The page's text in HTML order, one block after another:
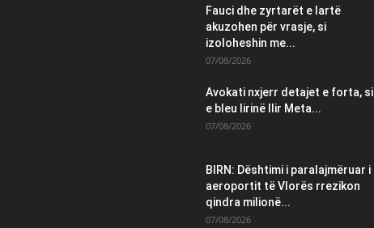
Fauci dhe zyrtarët e lartë
akuzohen për vrasje, si
izoloheshin me...
07/08/2026
Avokati nxjerr detajet e forta, si
e bleu lirinë Ilir Meta...
07/08/2026
BIRN: Dështimi i paralajmëruar i
aeroportit të Vlorës rrezikon
qindra milionë...
07/08/2026